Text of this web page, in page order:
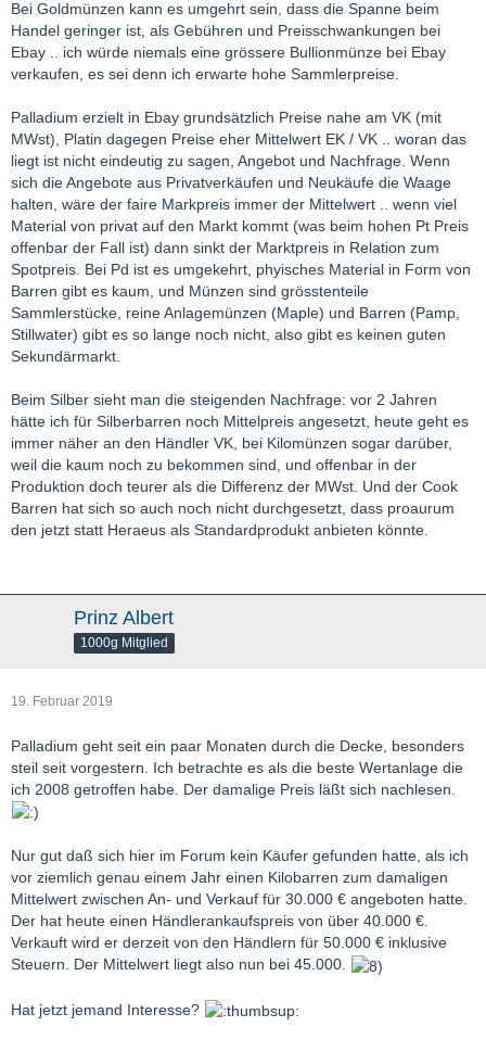
Bei Goldmünzen kann es umgehrt sein, dass die Spanne beim
Handel geringer ist, als Gebühren und Preisschwankungen bei
Ebay .. ich würde niemals eine grössere Bullionmünze bei Ebay
verkaufen, es sei denn ich erwarte hohe Sammlerpreise.
Palladium erzielt in Ebay grundsätzlich Preise nahe am VK (mit
MWst), Platin dagegen Preise eher Mittelwert EK / VK .. woran das
liegt ist nicht eindeutig zu sagen, Angebot und Nachfrage. Wenn
sich die Angebote aus Privatverkäufen und Neukäufe die Waage
halten, wäre der faire Markpreis immer der Mittelwert .. wenn viel
Material von privat auf den Markt kommt (was beim hohen Pt Preis
offenbar der Fall ist) dann sinkt der Marktpreis in Relation zum
Spotpreis. Bei Pd ist es umgekehrt, phyisches Material in Form von
Barren gibt es kaum, und Münzen sind grösstenteile
Sammlerstücke, reine Anlagemünzen (Maple) und Barren (Pamp,
Stillwater) gibt es so lange noch nicht, also gibt es keinen guten
Sekundärmarkt.
Beim Silber sieht man die steigenden Nachfrage: vor 2 Jahren
hätte ich für Silberbarren noch Mittelpreis angesetzt, heute geht es
immer näher an den Händler VK, bei Kilomünzen sogar darüber,
weil die kaum noch zu bekommen sind, und offenbar in der
Produktion doch teurer als die Differenz der MWst. Und der Cook
Barren hat sich so auch noch nicht durchgesetzt, dass proaurum
den jetzt statt Heraeus als Standardprodukt anbieten könnte.
Prinz Albert
1000g Mitglied
19. Februar 2019
Palladium geht seit ein paar Monaten durch die Decke, besonders
steil seit vorgestern. Ich betrachte es als die beste Wertanlage die
ich 2008 getroffen habe. Der damalige Preis läßt sich nachlesen.
Nur gut daß sich hier im Forum kein Käufer gefunden hatte, als ich
vor ziemlich genau einem Jahr einen Kilobarren zum damaligen
Mittelwert zwischen An- und Verkauf für 30.000 € angeboten hatte.
Der hat heute einen Händlerankaufspreis von über 40.000 €.
Verkauft wird er derzeit von den Händlern für 50.000 € inklusive
Steuern. Der Mittelwert liegt also nun bei 45.000.
Hat jetzt jemand Interesse?